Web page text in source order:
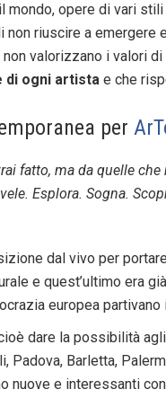
opere di vari
non riuscire a
valorizzano i valori
di ogni artista e che
per
fatto, ma da quelle
Esplora. Sogna.
dal vivo per
e quest’ultimo era
europea
dare la possibilità
Padova, Barletta,
nuove e interessanti